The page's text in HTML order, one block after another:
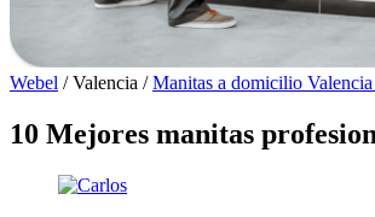
Webel / Valencia / Manitas a domicilio Valencia
10 Mejores manitas